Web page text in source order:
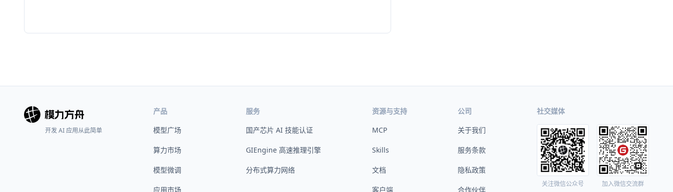
开发 AI 应用从此简单
产品
模型广场
算力市场
模型微调
应用市场
服务
国产芯片 AI 技能认证
GIEngine 高速推理引擎
分布式算力网络
资源与支持
MCP
Skills
文档
客户端
公司
关于我们
服务条款
隐私政策
合作伙伴
社交媒体
关注微信公众号 加入微信交流群